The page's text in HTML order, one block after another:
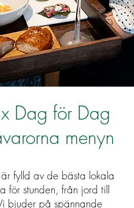
Dag för Dag
menyn
fylld av de bästa lokala
för stunden, från jord till
bjuder på spännande